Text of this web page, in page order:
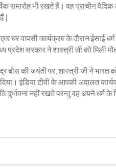
समारोह भी रखते हैं। वह प्राचीन
|
घर वापसी कार्यक्रम के दौरान ईसाई धर्म
प्रदेश सरकार ने शास्त्री जी को मिली
की जयंती पर, शास्त्री जी ने भारत
दिया। इंडिया टीवी के आपकी अदालत
दुर्भावना नहीं रखते परन्तु वह अपने धर्म